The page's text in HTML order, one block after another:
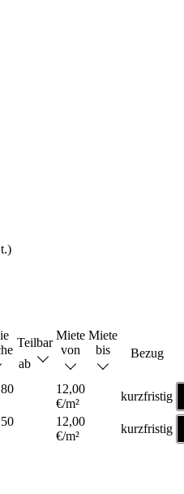
Teilbar
ab
Miete
von
Miete
bis
Bezug
12,00
€/m²
kurzfristig
12,00
€/m²
kurzfristig